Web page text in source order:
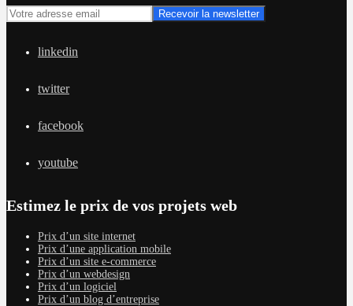
linkedin
twitter
facebook
youtube
Estimez le prix de vos projets web
Prix d’un site internet
Prix d’une application mobile
Prix d’un site e-commerce
Prix d’un webdesign
Prix d’un logiciel
Prix d’un blog d’entreprise